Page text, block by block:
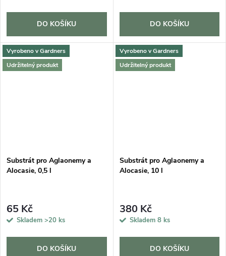
DO KOŠÍKU DO KOŠÍKU
Vyrobeno v Gardners
Udržitelný produkt
Substrát pro Aglaonemy a
Alocasie, 0,5 l
65 Kč
Skladem >20 ks
DO KOŠÍKU
Vyrobeno v Gardners
Udržitelný produkt
Substrát pro Aglaonemy a
Alocasie, 10 l
380 Kč
Skladem 8 ks
DO KOŠÍKU